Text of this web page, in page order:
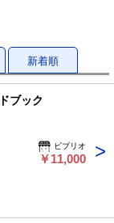
新着順
ブック
ビブリオ
￥11,000